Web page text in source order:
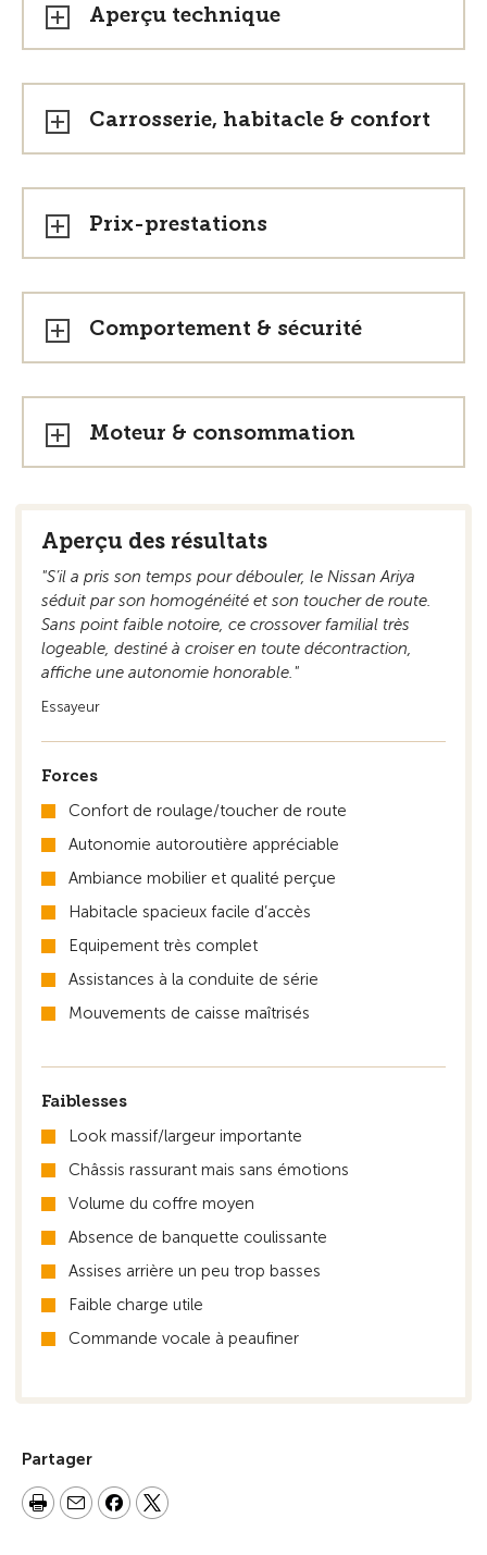
Aperçu technique
Carrosserie, habitacle & confort
Prix-prestations
Comportement & sécurité
Moteur & consommation
Aperçu des résultats
"S’il a pris son temps pour débouler, le Nissan Ariya
séduit par son homogénéité et son toucher de route.
Sans point faible notoire, ce crossover familial très
logeable, destiné à croiser en toute décontraction,
affiche une autonomie honorable."
Essayeur
Forces
Confort de roulage/toucher de route
Autonomie autoroutière appréciable
Ambiance mobilier et qualité perçue
Habitacle spacieux facile d’accès
Equipement très complet
Assistances à la conduite de série
Mouvements de caisse maîtrisés
Faiblesses
Look massif/largeur importante
Châssis rassurant mais sans émotions
Volume du coffre moyen
Absence de banquette coulissante
Assises arrière un peu trop basses
Faible charge utile
Commande vocale à peaufiner
Partager